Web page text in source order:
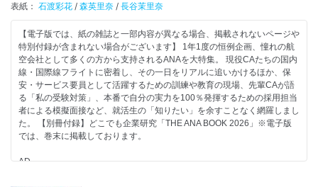
87 AIR STAGE バックナンバー紹介
スプリング・ジャパン
JALスカイ
JALグランドサービス
JALエンジニアリング
JALカーゴサービス
ジャルロイヤルケータリング
JALナビア
JALUX
Readers’ With（読者のお便りページ）
エアステージ・エアラインスクール人気講師が伝授する「受験生が得する
ヒント」
読者プレゼント
／天草エアライン／トキエア
第2特集
プロの指導で近づく憧れのCA＆グランドスタッフ
合格を引き寄せる就活レッスン
CAの就職試験では、基本的な能力に加えて、会社の顔としての立ち居振
る舞い、言葉遣い、協調性、語学力など、求められる要素は多岐にわたり
ます。
さらに昨今はオンライン選考や動画提出が一般化し、以前にも増して「表
現力・伝える力」が問われています。
本特集では、面接で光る話し方、所作・身だしなみ、動画選考で差がつく
ート内容を実例とともにわかりやすく紹介します。
表紙： 石渡彩花 / 森英里奈 / 長谷茉里奈
【電子版では、紙の雑誌と一部内容が異なる場合、掲載されないページや
特別付録が含まれない場合がございます】 1年1度の恒例企画、憧れの航
空会社として多くの方から支持されるANAを大特集。 現役CAたちの国内
線・国際線フライトに密着し、その一日をリアルに追いかけるほか、保
安・サービス要員として活躍するための訓練や教育の現場、先輩CAが語
る「私の受験対策」、本番で自分の実力を100％発揮するための採用担当
者による模擬面接など、就活生の「知りたい」を余すことなく網羅しまし
た。 【別冊付録】どこでも企業研究「THE ANA BOOK 2026」※電子版
では、巻末に掲載しております。
AD